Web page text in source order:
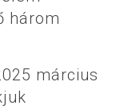
három
március